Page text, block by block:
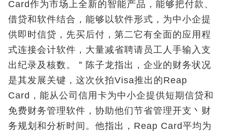
Card作为市场上全新的智能产品，能够把付款、
借贷和软件结合，能够以软件形式，为中小企提
供即时信贷，先买后付，第二它有全面的应用程
式连接会计软件，大量减省聘请员工人手输入支
出纪录及核数。＂陈子龙指出，企业的财务状况
是其发展关键，这次伙拍Visa推出的Reap
Card，能从公司信用卡为中小企提供短期信贷和
免费财务管理软件，协助他们节省管理开支丶财
务规划和分析时间。他指出，Reap Card平均为